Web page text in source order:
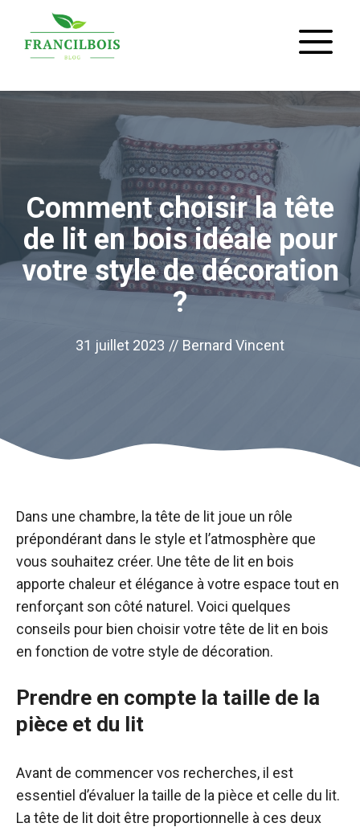
contenu
Comment choisir la tête
de lit en bois idéale pour
votre style de décoration
?
31 juillet 2023 // Bernard Vincent
Dans une chambre, la tête de lit joue un rôle
prépondérant dans le style et l’atmosphère que
vous souhaitez créer. Une tête de lit en bois
apporte chaleur et élégance à votre espace tout en
renforçant son côté naturel. Voici quelques
conseils pour bien choisir votre tête de lit en bois
en fonction de votre style de décoration.
Prendre en compte la taille de la
pièce et du lit
Avant de commencer vos recherches, il est
essentiel d’évaluer la taille de la pièce et celle du lit.
La tête de lit doit être proportionnelle à ces deux